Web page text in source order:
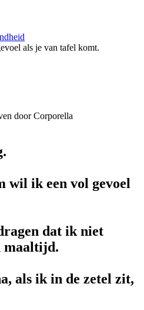
als je van tafel komt.
doorCorporella
wil ik een vol gevoel
dat ik niet
maaltijd.
als ik in de zetel zit,